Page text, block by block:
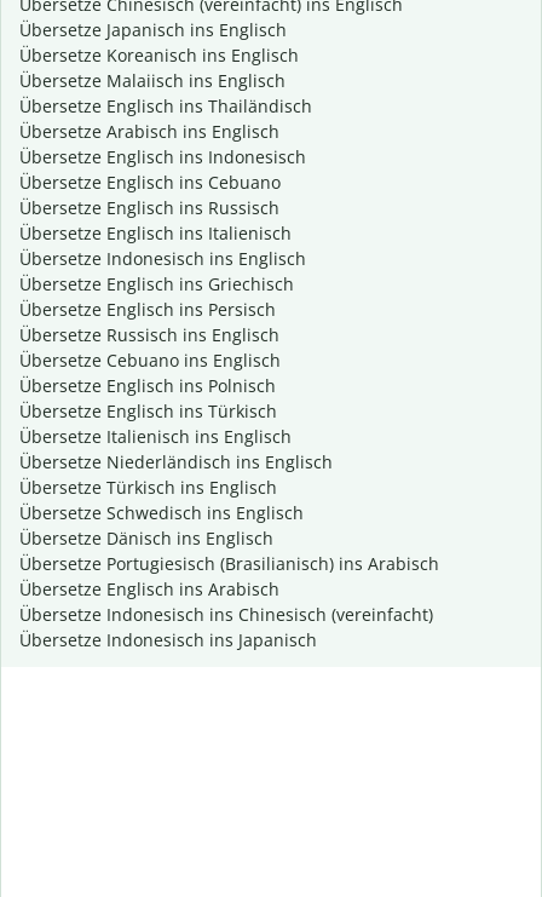
Übersetze Japanisch ins Englisch
Übersetze Koreanisch ins Englisch
Übersetze Malaiisch ins Englisch
Übersetze Englisch ins Thailändisch
Übersetze Arabisch ins Englisch
Übersetze Englisch ins Indonesisch
Übersetze Englisch ins Cebuano
Übersetze Englisch ins Russisch
Übersetze Englisch ins Italienisch
Übersetze Indonesisch ins Englisch
Übersetze Englisch ins Griechisch
Übersetze Englisch ins Persisch
Übersetze Russisch ins Englisch
Übersetze Cebuano ins Englisch
Übersetze Englisch ins Polnisch
Übersetze Englisch ins Türkisch
Übersetze Italienisch ins Englisch
Übersetze Niederländisch ins Englisch
Übersetze Türkisch ins Englisch
Übersetze Schwedisch ins Englisch
Übersetze Dänisch ins Englisch
Übersetze Portugiesisch (Brasilianisch) ins Arabisch
Übersetze Englisch ins Arabisch
Übersetze Indonesisch ins Chinesisch (vereinfacht)
Übersetze Indonesisch ins Japanisch